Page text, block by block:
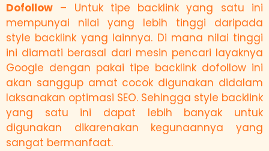
Dofollow – Untuk tipe backlink yang satu ini
mempunyai nilai yang lebih tinggi daripada
style backlink yang lainnya. Di mana nilai tinggi
ini diamati berasal dari mesin pencari layaknya
Google dengan pakai tipe backlink dofollow ini
akan sanggup amat cocok digunakan didalam
laksanakan optimasi SEO. Sehingga style backlink
yang satu ini dapat lebih banyak untuk
digunakan dikarenakan kegunaannya yang
sangat bermanfaat.